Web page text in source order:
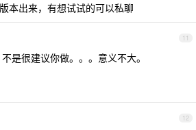
本出来，有想试试的可以私聊
11
是很建议你做。。。意义不大。
12